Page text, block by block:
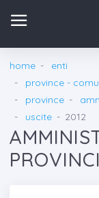
home
enti
province -
province
uscite
2012